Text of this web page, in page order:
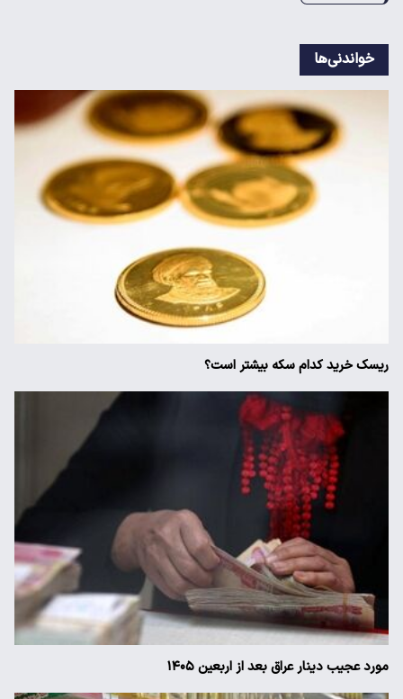
خواندنی‌ها
ریسک خرید کدام سکه بیشتر است؟
مورد عجیب دینار عراق بعد از اربعین ۱۴۰۵